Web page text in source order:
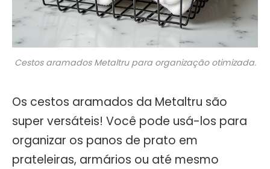
Cestos aramados Metaltru para organização otimizada.
Os cestos aramados da Metaltru são
super versáteis! Você pode usá-los para
organizar os panos de prato em
prateleiras, armários ou até mesmo